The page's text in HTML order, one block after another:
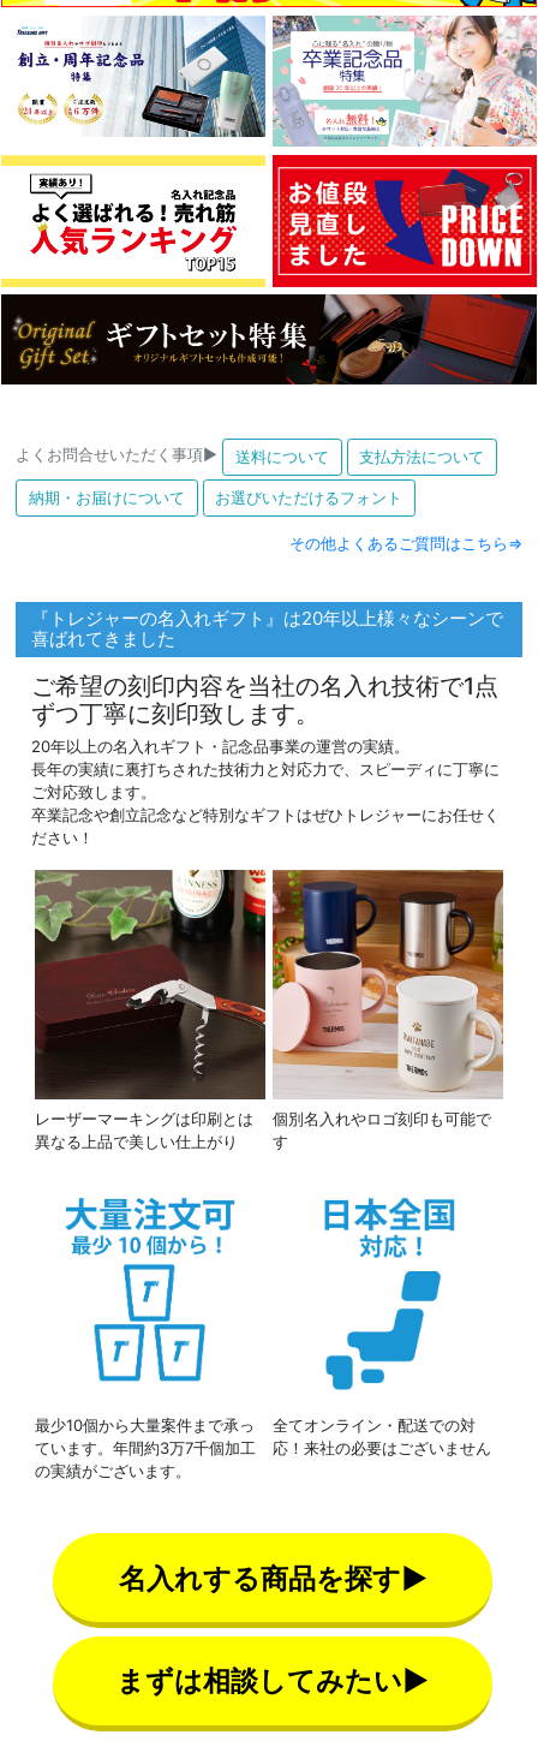
よくお問合せいただく事項▶ 送料について 支払方法について
納期・お届けについて お選びいただけるフォント
その他よくあるご質問はこちら⇒
『トレジャーの名入れギフト』は20年以上様々なシーンで
喜ばれてきました
ご希望の刻印内容を当社の名入れ技術で1点
ずつ丁寧に刻印致します。
20年以上の名入れギフト・記念品事業の運営の実績。
長年の実績に裏打ちされた技術力と対応力で、スピーディに丁寧に
ご対応致します。
卒業記念や創立記念など特別なギフトはぜひトレジャーにお任せく
ださい！
レーザーマーキングは印刷とは
異なる上品で美しい仕上がり
個別名入れやロゴ刻印も可能で
す
最少10個から大量案件まで承っ
ています。年間約3万7千個加工
の実績がございます。
全てオンライン・配送での対
応！来社の必要はございません
名入れする商品を探す▶
まずは相談してみたい▶